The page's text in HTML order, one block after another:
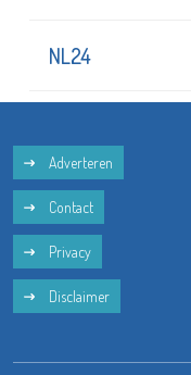
NL24
Adverteren
Contact
Privacy
Disclaimer